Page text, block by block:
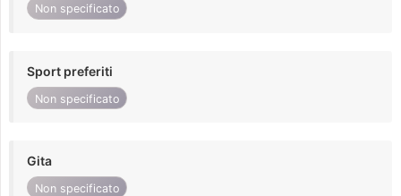
Non specificato
Sport preferiti
Non specificato
Gita
Non specificato